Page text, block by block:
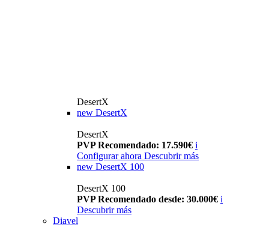
DesertX
new DesertX
DesertX
PVP Recomendado: 17.590€ i
Configurar ahora Descubrir más
new DesertX 100
DesertX 100
PVP Recomendado desde: 30.000€ i
Descubrir más
Diavel